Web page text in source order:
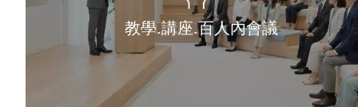
教學.講座.百人內會議